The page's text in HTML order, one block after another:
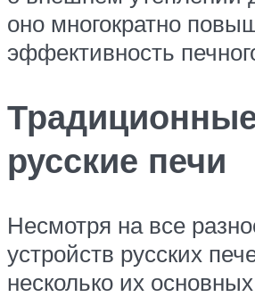
оно многократно
эффективность
русские печи
Несмотря на все
устройств русских
несколько их